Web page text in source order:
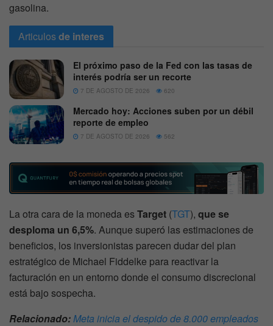
gasolina.
Articulosde interes
El próximo paso de la Fed con las tasas de
interés podría ser un recorte
7 DE AGOSTO DE 2026 620
Mercado hoy: Acciones suben por un débil
reporte de empleo
7 DE AGOSTO DE 2026 562
La otra cara de la moneda esTarget (TGT), que se
desploma un 6,5%. Aunque superó las estimaciones de
beneficios, los inversionistas parecen dudar del plan
estratégico de Michael Fiddelke para reactivar la
facturación en un entorno donde el consumo discrecional
está bajo sospecha.
Relacionado:Meta inicia el despido de 8.000 empleados